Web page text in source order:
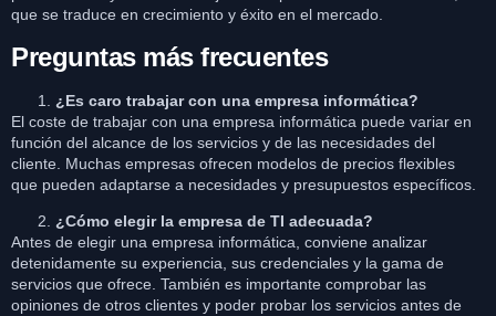
que se traduce en crecimiento y éxito en el mercado.
Preguntas más frecuentes
¿Es caro trabajar con una empresa informática?
El coste de trabajar con una empresa informática puede variar en
función del alcance de los servicios y de las necesidades del
cliente. Muchas empresas ofrecen modelos de precios flexibles
que pueden adaptarse a necesidades y presupuestos específicos.
¿Cómo elegir la empresa de TI adecuada?
Antes de elegir una empresa informática, conviene analizar
detenidamente su experiencia, sus credenciales y la gama de
servicios que ofrece. También es importante comprobar las
opiniones de otros clientes y poder probar los servicios antes de